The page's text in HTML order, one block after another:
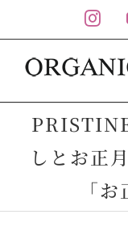
to
content
しとお正
「